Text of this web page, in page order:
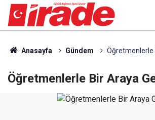
Anasayfa Gündem Öğretmenlerle
Öğretmenlerle Bir Araya